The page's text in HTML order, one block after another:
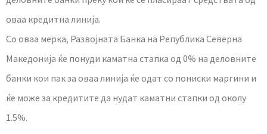
оваа кредитна линија.
Со оваа мерка, Развојната Банка на Република Северна
Македонија ќе понуди каматна стапка од 0% на деловните
банки кои пак за оваа линија ќе одат со пониски маргини и
ќе може за кредитите да нудат каматни стапки од околу
1.5%.